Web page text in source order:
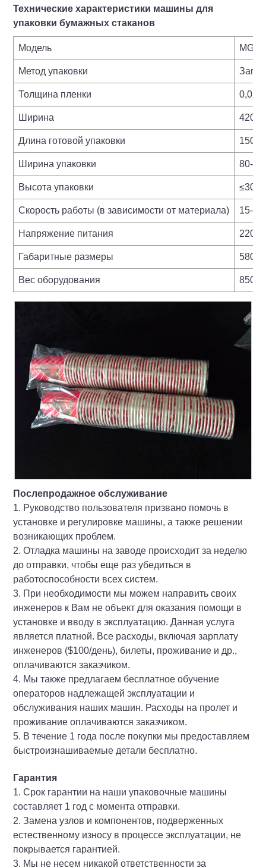
Технические характеристики машины для
упаковки бумажных стаканов
Модель MG-
Метод упаковки
Толщина пленки 0,02-
Ширина 420
Длина готовой упаковки 150-
Ширина упаковки 80-
Высота упаковки ≤30-
Скорость работы (в зависимости от материала) 15-60
Напряжение питания
Габаритные размеры
Вес оборудования 850 кг
Послепродажное обслуживание
1. Руководство пользователя призвано помочь в
установке и регулировке машины, а также решении
возникающих проблем.
2. Отладка машины на заводе происходит за неделю
до отправки, чтобы еще раз убедиться в
работоспособности всех систем.
3. При необходимости мы можем направить своих
инженеров к Вам не объект для оказания помощи в
установке и вводу в эксплуатацию. Данная услуга
является платной. Все расходы, включая зарплату
инженеров ($100/день), билеты, проживание и др.,
оплачиваются заказчиком.
4. Мы также предлагаем бесплатное обучение
операторов надлежащей эксплуатации и
обслуживания наших машин. Расходы на пролет и
проживание оплачиваются заказчиком.
5. В течение 1 года после покупки мы предоставляем
быстроизнашиваемые детали бесплатно.
Гарантия
1. Срок гарантии на наши упаковочные машины
составляет 1 год с момента отправки.
2. Замена узлов и компонентов, подверженных
естественному износу в процессе эксплуатации, не
покрывается гарантией.
3. Мы не несем никакой ответственности за